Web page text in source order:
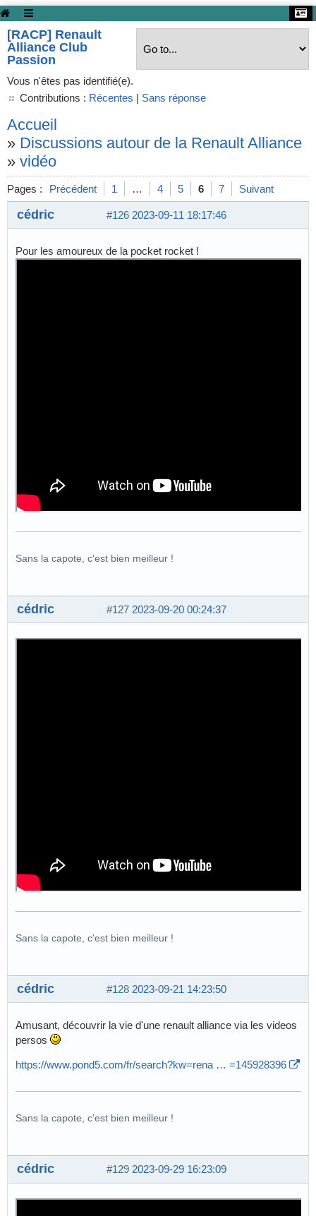
[RACP] Renault
Alliance Club
Passion
Vous n'êtes pas identifié(e).
Contributions : Récentes | Sans réponse
Accueil
» Discussions autour de la Renault Alliance
» vidéo
Pages : Précédent 1 … 4 5 6 7 Suivant
#126 2023-09-11 18:17:46
cédric
Pour les amoureux de la pocket rocket !
Sans la capote, c'est bien meilleur !
#127 2023-09-20 00:24:37
cédric
Sans la capote, c'est bien meilleur !
#128 2023-09-21 14:23:50
cédric
Amusant, découvrir la vie d'une renault alliance via les videos
persos
https://www.pond5.com/fr/search?kw=rena … =145928396
Sans la capote, c'est bien meilleur !
#129 2023-09-29 16:23:09
cédric